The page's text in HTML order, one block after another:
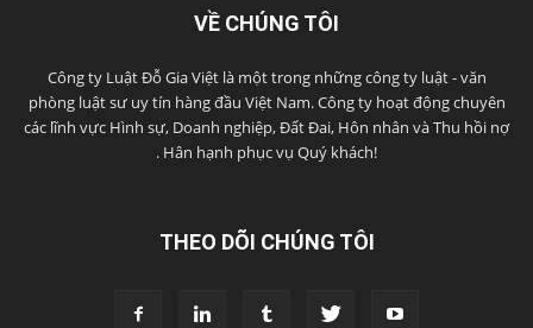
VỀ CHÚNG TÔI
Công ty Luật Đỗ Gia Việt là một trong những công ty luật - văn
phòng luật sư uy tín hàng đầu Việt Nam. Công ty hoạt động chuyên
các lĩnh vực Hình sự, Doanh nghiệp, Đất Đai, Hôn nhân và Thu hồi nợ
. Hân hạnh phục vụ Quý khách!
THEO DÕI CHÚNG TÔI